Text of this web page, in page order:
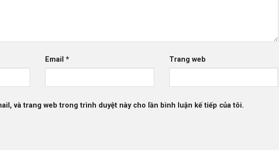
Email * Trang web
và trang web trong trình duyệt này cho lần bình luận kế tiếp của tôi.